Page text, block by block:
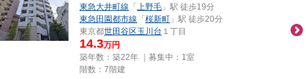
東急大井町線 「 上野毛 」駅 徒歩19分
東急田園都市線 「桜新町 」駅 徒歩20分
東京都世田谷区玉川台 １丁目
14.3万円
築年数：築22年 ｜募集中： 1室
階数：7階建